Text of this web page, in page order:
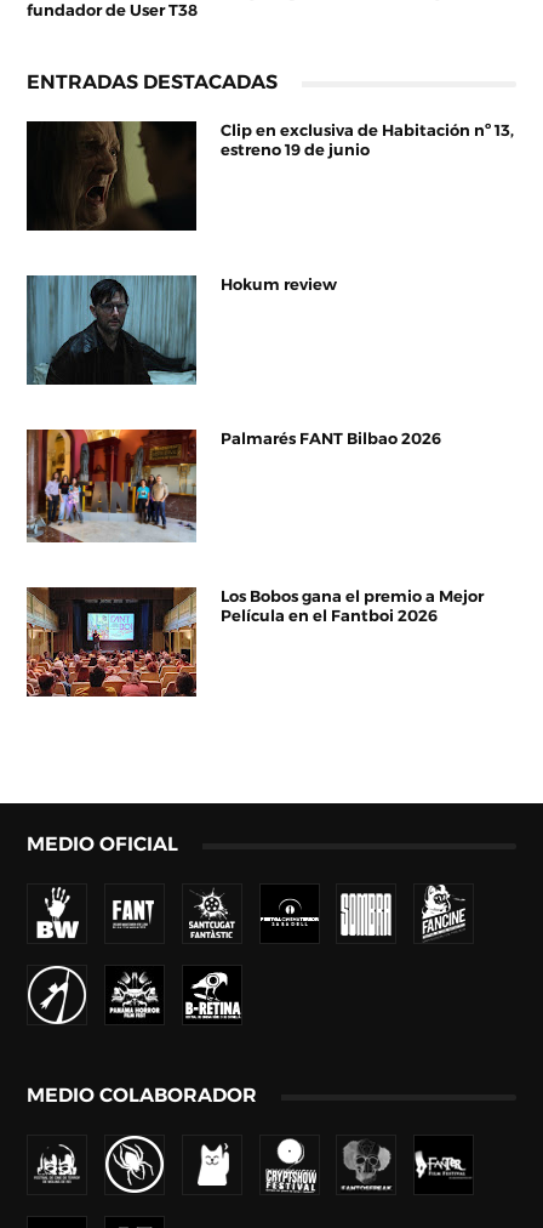
fundador de User T38
ENTRADAS DESTACADAS
Clip en exclusiva de Habitación nº 13,
estreno 19 de junio
Hokum review
Palmarés FANT Bilbao 2026
Los Bobos gana el premio a Mejor
Película en el Fantboi 2026
MEDIO OFICIAL
MEDIO COLABORADOR